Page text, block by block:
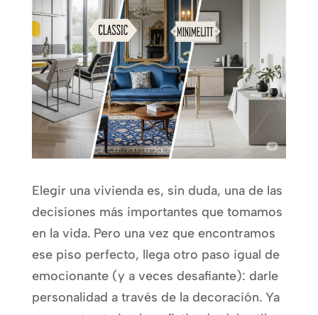
Elegir una vivienda es, sin duda, una de las
decisiones más importantes que tomamos
en la vida. Pero una vez que encontramos
ese piso perfecto, llega otro paso igual de
emocionante (y a veces desafiante): darle
personalidad a través de la decoración. Ya